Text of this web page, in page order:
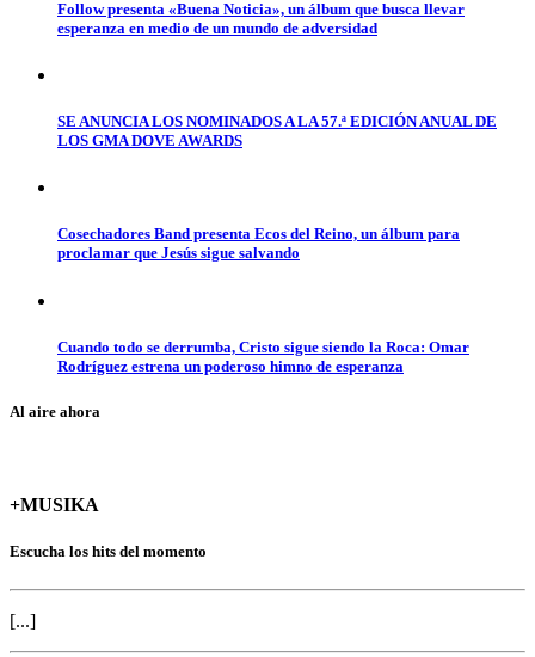
Follow presenta «Buena Noticia», un álbum que busca llevar
esperanza en medio de un mundo de adversidad
SE ANUNCIA LOS NOMINADOS A LA 57.ª EDICIÓN ANUAL DE
LOS GMA DOVE AWARDS
Cosechadores Band presenta Ecos del Reino, un álbum para
proclamar que Jesús sigue salvando
Cuando todo se derrumba, Cristo sigue siendo la Roca: Omar
Rodríguez estrena un poderoso himno de esperanza
Al aire ahora
+MUSIKA
Escucha los hits del momento
[...]